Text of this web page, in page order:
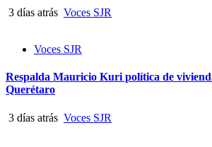
3 días atrás Voces SJR
Voces SJR
Respalda Mauricio Kuri política de
Querétaro
3 días atrás Voces SJR